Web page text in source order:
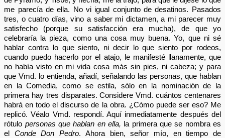
me parecía de ella. No vi igual conjunto de desatinos. Pasados
tres, o cuatro días, vino a saber mi dictamen, a mi parecer muy
satisfecho (porque su satisfacción era mucha), de que yo
celebraría la pieza, como una cosa muy buena. Yo, que ni sé
hablar contra lo que siento, ni decir lo que siento por rodeos,
cuando puedo hacerlo por el atajo, le manifesté llanamente, que
no había visto en mi vida cosa más sin pies, ni cabeza; y para
que Vmd. lo entienda, añadí, señalando las personas, que hablan
en la Comedia, como se estila, sólo en la nominación de la
primera hay tres disparates. Considere Vmd. cuántos centenares
habrá en todo el discurso de la obra. ¿Cómo puede ser eso? Me
replicó. Véalo Vmd. respondí. Aquí inmediatamente después del
rótulo personas que hablan en ella, la primera que se nombra es
el Conde Don Pedro. Ahora bien, señor mío, en tiempo de